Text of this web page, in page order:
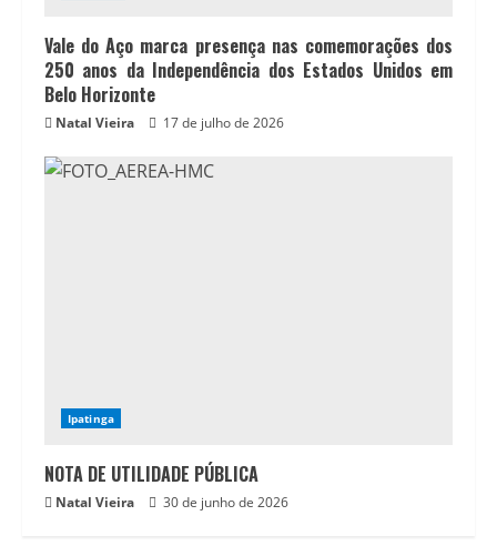
Vale do Aço marca presença nas comemorações dos
250 anos da Independência dos Estados Unidos em
Belo Horizonte
Natal Vieira 17 de julho de 2026
Ipatinga
NOTA DE UTILIDADE PÚBLICA
Natal Vieira 30 de junho de 2026